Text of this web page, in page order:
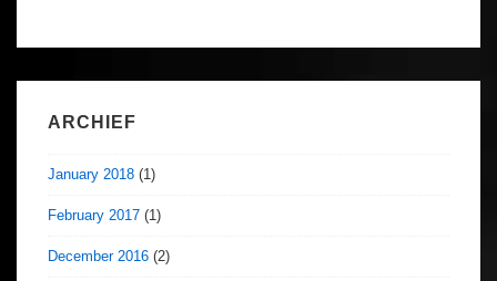
ARCHIEF
January 2018 (1)
February 2017 (1)
December 2016 (2)